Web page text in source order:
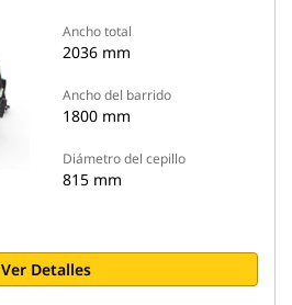
Ancho total
2036 mm
Ancho del barrido
1800 mm
Diámetro del cepillo
815 mm
Ver Detalles